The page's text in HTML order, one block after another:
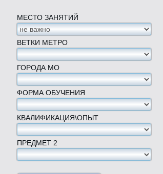
МЕСТО ЗАНЯТИЙ
ВЕТКИ МЕТРО
ГОРОДА МО
ФОРМА ОБУЧЕНИЯ
КВАЛИФИКАЦИЯ\ОПЫТ
ПРЕДМЕТ 2